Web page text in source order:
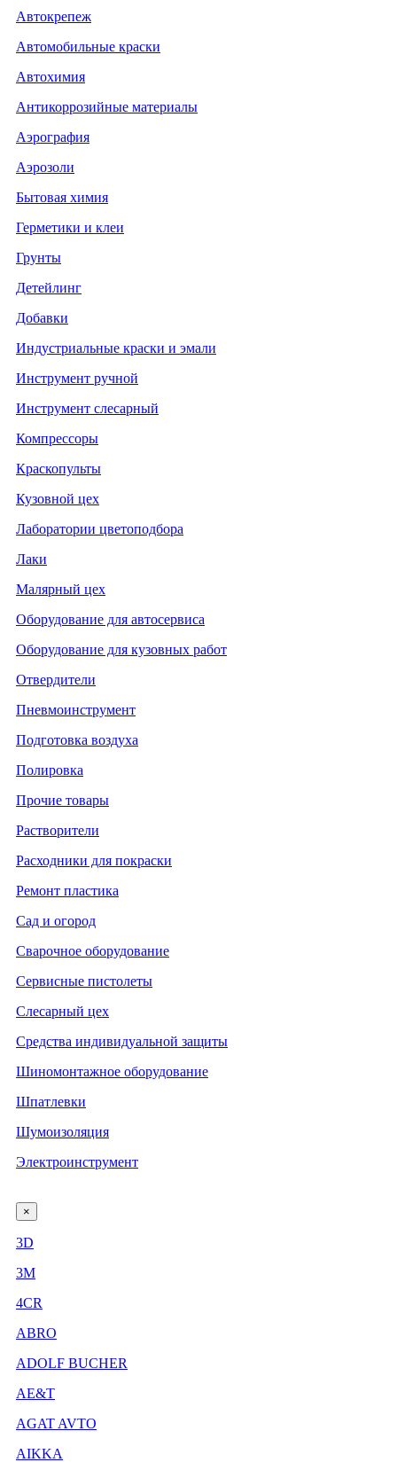
Автокрепеж
Автомобильные краски
Автохимия
Антикоррозийные материалы
Аэрография
Аэрозоли
Бытовая химия
Герметики и клеи
Грунты
Детейлинг
Добавки
Индустриальные краски и эмали
Инструмент ручной
Инструмент слесарный
Компрессоры
Краскопульты
Кузовной цех
Лаборатории цветоподбора
Лаки
Малярный цех
Оборудование для автосервиса
Оборудование для кузовных работ
Отвердители
Пневмоинструмент
Подготовка воздуха
Полировка
Прочие товары
Растворители
Расходники для покраски
Ремонт пластика
Сад и огород
Сварочное оборудование
Сервисные пистолеты
Слесарный цех
Средства индивидуальной защиты
Шиномонтажное оборудование
Шпатлевки
Шумоизоляция
Электроинструмент
×
3D
3М
4CR
ABRO
ADOLF BUCHER
AE&T
AGAT AVTO
AIKKA